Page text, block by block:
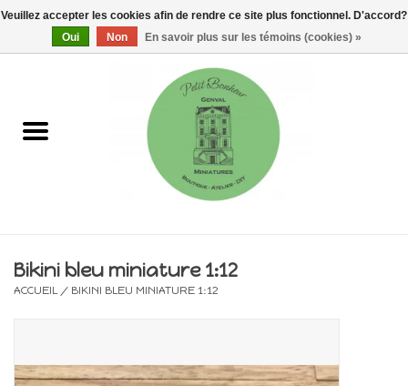
0 Articles - €0,00
Maisons, vitrines & kits
Electricité
Bikini bleu miniature 1:12
ACCUEIL / BIKINI BLEU MINIATURE 1:12
Veuillez accepter les cookies afin de rendre ce site plus fonctionnel. D'accord?
Oui
Non En savoir plus sur les témoins (cookies) »